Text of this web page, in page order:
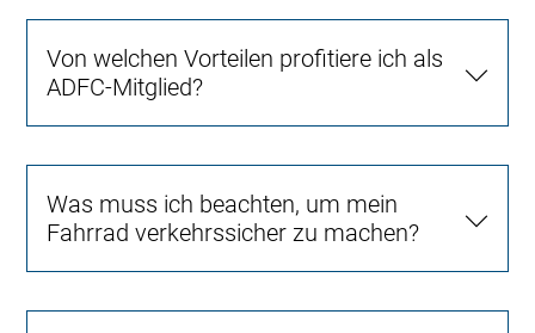
Von welchen Vorteilen profitiere ich als
ADFC-Mitglied?
Was muss ich beachten, um mein
Fahrrad verkehrssicher zu machen?